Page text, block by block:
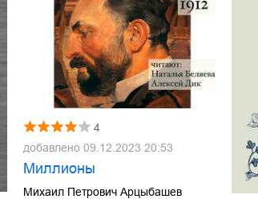
4
добавлено 09.12.2023 20:53
Миллионы
Михаил Петрович Арцыбашев